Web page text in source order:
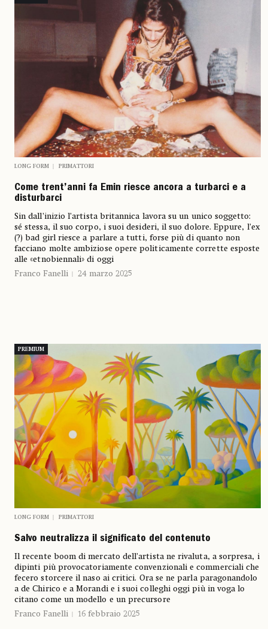
LONG FORM PRIMATTORI
Come trent’anni fa Emin riesce ancora a turbarci e a
disturbarci
Sin dall’inizio l’artista britannica lavora su un unico soggetto:
sé stessa, il suo corpo, i suoi desideri, il suo dolore. Eppure, l’ex
(?) bad girl riesce a parlare a tutti, forse più di quanto non
facciano molte ambiziose opere politicamente corrette esposte
alle «etnobiennali» di oggi
Franco Fanelli
24 marzo 2025
PREMIUM
LONG FORM PRIMATTORI
Salvo neutralizza il significato del contenuto
Il recente boom di mercato dell’artista ne rivaluta, a sorpresa, i
dipinti più provocatoriamente convenzionali e commerciali che
fecero storcere il naso ai critici. Ora se ne parla paragonandolo
a de Chirico e a Morandi e i suoi colleghi oggi più in voga lo
citano come un modello e un precursore
Franco Fanelli
16 febbraio 2025